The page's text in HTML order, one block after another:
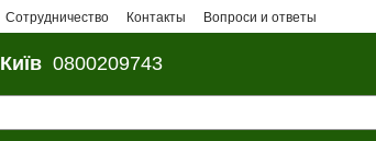
Сотрудничество Контакты Вопроси и ответы
Київ 0800209743